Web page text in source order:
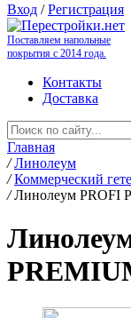
Вход /Регистрация
Поставляем напольные
покрытия с 2014 года.
Контакты
Доставка
Главная
/ Линолеум
/ Коммерческий
/ Линолеум PROFI